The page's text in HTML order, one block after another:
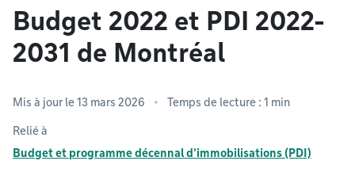
Budget 2022 et PDI 2022-
2031 de Montréal
Mis à jour le 13 mars 2026 Temps de lecture : 1 min
Relié à
Budget et programme décennal d'immobilisations (PDI)